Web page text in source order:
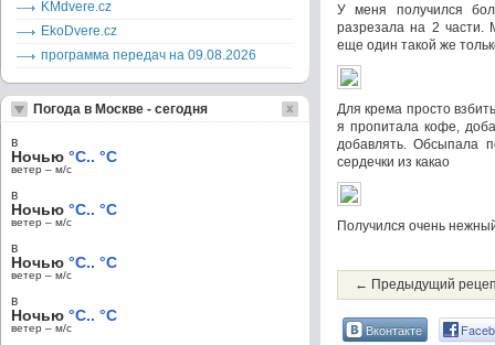
У меня получился
разрезала на 2 части.
еще один такой же
Для крема просто
я пропитала кофе,
добавлять. Обсыпала
сердечки из какао
Получился очень
← Предыдущий
Вконтакте
KMdvere.cz
EkoDvere.cz
программа передач на 09.08.2026
Погода в Москве - сегодня
в
Ночью °C.. °C
ветер – м/c
в
Ночью °C.. °C
ветер – м/c
в
Ночью °C.. °C
ветер – м/c
в
Ночью °C.. °C
ветер – м/c